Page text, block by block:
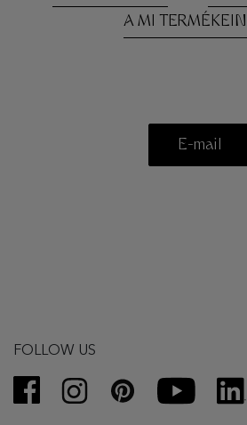
A MI
E-mail
FOLLOW US